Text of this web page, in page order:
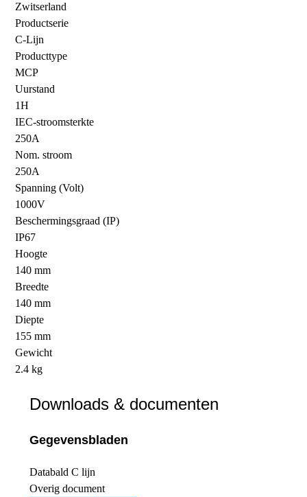
Zwitserland
Productserie
C-Lijn
Producttype
MCP
Uurstand
1H
IEC-stroomsterkte
250A
Nom. stroom
250A
Spanning (Volt)
1000V
Beschermingsgraad (IP)
IP67
Hoogte
140 mm
Breedte
140 mm
Diepte
155 mm
Gewicht
2.4 kg
Downloads & documenten
Gegevensbladen
Databald C lijn
Overig document